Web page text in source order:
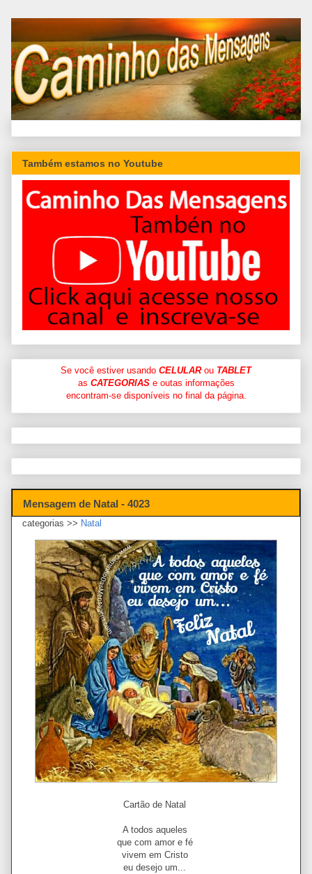
Também estamos no Youtube
Se você estiver usando CELULARou TABLET
as CATEGORIASe outas informações
encontram-se disponíveis no final da página.
Mensagem de Natal - 4023
categorias >> Natal
Cartão de Natal
A todos aqueles
que com amor e fé
vivem em Cristo
eu desejo um...